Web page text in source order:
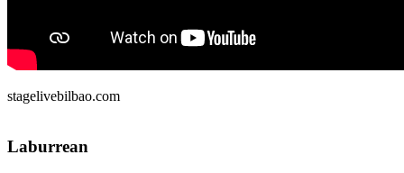
stagelivebilbao.com
Laburrean